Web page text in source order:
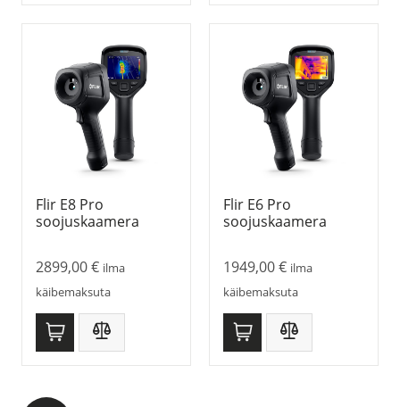
Flir E8 Pro
soojuskaamera
2899,00€ ilma
käibemaksuta
Flir E6 Pro
soojuskaamera
1949,00€ ilma
käibemaksuta